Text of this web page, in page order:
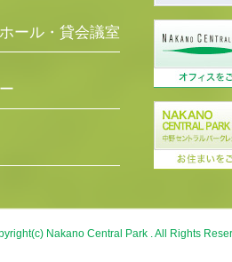
ール・貸会議室
Nakano Central Park . All Rights